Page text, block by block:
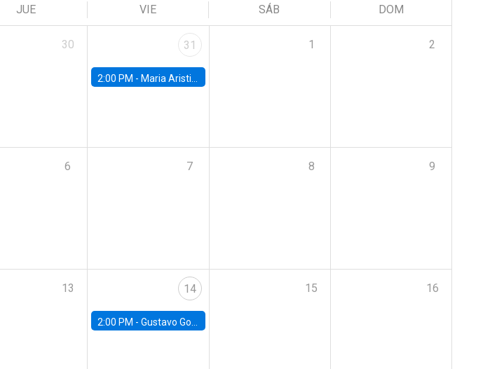
JUE VIE SÁB DOM
30 31
2:00 PM - Maria Aristizabal-Ramirez, FED Board
1 2
6 7 8 9
13 14
2:00 PM - Gustavo González - Banco Central de Chile
15 16